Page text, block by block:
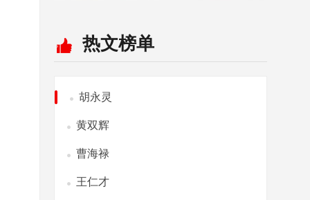
热文榜单
胡永灵
黄双辉
曹海禄
王仁才